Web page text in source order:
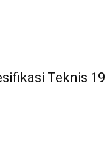
Teknis 19